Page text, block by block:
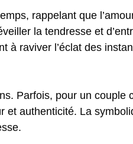
rappelant que
la tendresse et
à raviver l’éclat des
Parfois, pour un couple
authenticité. La